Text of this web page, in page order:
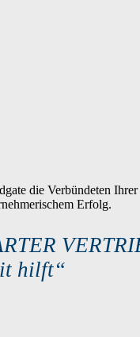
die Verbündeten
Erfolg.
hilft“